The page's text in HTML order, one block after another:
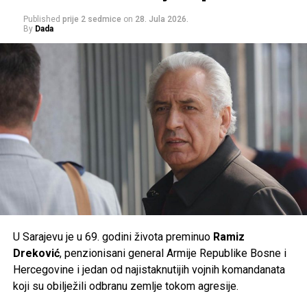
Svi oni koji istinski vole Bosnu i Hercegovinu poštuju lik i
djelo predsjednika Alije Izetbegovića.
Molimo Allaha da mu podari dženetske nagrade, amin!
Izvoe:saff.ba
Share
Share
Građanima se savjetuje da izbjegavaju duži boravak na
suncu u najtoplijem dijelu dana, unose dovoljno tečnosti i
prate preporuke nadležnih službi, jer će naredni dani
donijeti ekstremne ljetne vrućine kakve se rijetko bilježe.
Share
Share
Published prije 2 sedmice on 28. Jula 2026.
By Dada
U Sarajevu je u 69. godini života preminuo Ramiz
Dreković, penzionisani general Armije Republike Bosne i
Hercegovine i jedan od najistaknutijih vojnih komandanata
koji su obilježili odbranu zemlje tokom agresije.